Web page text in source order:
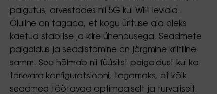
paigutus, arvestades nii 5G kui WiFi leviala.
Oluline on tagada, et kogu ürituse ala oleks
kaetud stabiilse ja kiire ühendusega. Seadmete
paigaldus ja seadistamine on järgmine kriitiline
samm. See hõlmab nii füüsilist paigaldust kui ka
tarkvara konfiguratsiooni, tagamaks, et kõik
seadmed töötavad optimaalselt ja turvaliselt.